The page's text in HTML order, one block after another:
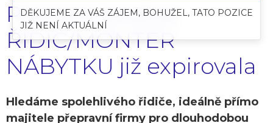
Pracovní pozice:
ŘIDIČ/MONTÉR
NÁBYTKU již expirovala
Hledáme spolehlivého řidiče, ideálně přímo
majitele přepravní firmy pro dlouhodobou
DĚKUJEME ZA VÁŠ ZÁJEM, BOHUŽEL, TATO POZICE
JIŽ NENÍ AKTUÁLNÍ